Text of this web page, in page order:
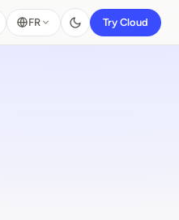
FR Try Cloud